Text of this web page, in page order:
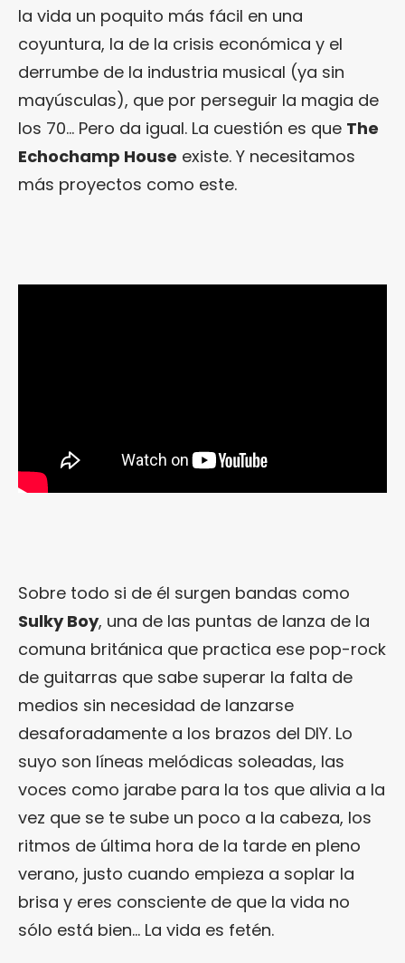
la vida un poquito más fácil en una
coyuntura, la de la crisis económica y el
derrumbe de la industria musical (ya sin
mayúsculas), que por perseguir la magia de
los 70… Pero da igual. La cuestión es que The
Echochamp House existe. Y necesitamos
más proyectos como este.
Sobre todo si de él surgen bandas como
Sulky Boy, una de las puntas de lanza de la
comuna británica que practica ese pop-rock
de guitarras que sabe superar la falta de
medios sin necesidad de lanzarse
desaforadamente a los brazos del DIY. Lo
suyo son líneas melódicas soleadas, las
voces como jarabe para la tos que alivia a la
vez que se te sube un poco a la cabeza, los
ritmos de última hora de la tarde en pleno
verano, justo cuando empieza a soplar la
brisa y eres consciente de que la vida no
sólo está bien… La vida es fetén.